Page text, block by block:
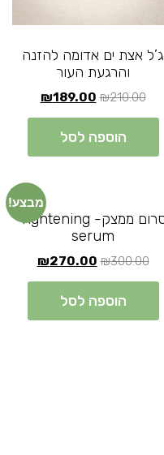
ג’ל אצת ים אדומה להזנה
והרגעת העור
₪210.00
₪189.00
הוספה לסל
מבצע!
סרום ממצק- Tightening
serum
₪300.00
₪270.00
הוספה לסל